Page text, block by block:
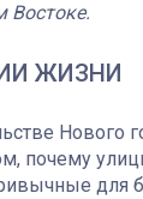
Востоке.
ЖИЗНИ
Нового
почему
для